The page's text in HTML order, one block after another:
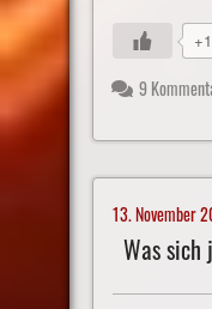
9
13. November